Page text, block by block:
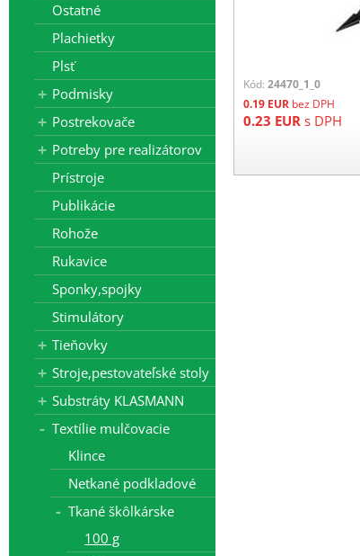
Ostatné
Plachietky
Plsť
Podmisky
Postrekovače
Potreby pre realizátorov
Prístroje
Publikácie
Rohože
Rukavice
Sponky,spojky
Stimulátory
Tieňovky
Stroje,pestovateľské stoly
Substráty KLASMANN
Textílie mulčovacie
Klince
Netkané podkladové
Tkané škôlkárske
100 g
Kód: 24470_1_0
0.19 EUR bez DPH
0.23 EUR s DPH